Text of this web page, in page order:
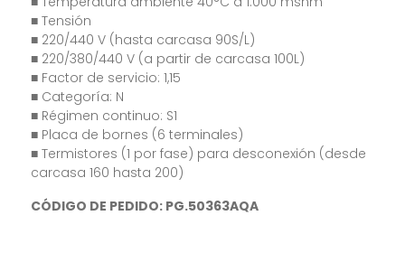
■ Tensión
■ 220/440 V (hasta carcasa 90S/L)
■ 220/380/440 V (a partir de carcasa 100L)
■ Factor de servicio: 1,15
■ Categoría: N
■ Régimen continuo: S1
■ Placa de bornes (6 terminales)
■ Termistores (1 por fase) para desconexión (desde
carcasa 160 hasta 200)
CÓDIGO DE PEDIDO: PG.50363AQA